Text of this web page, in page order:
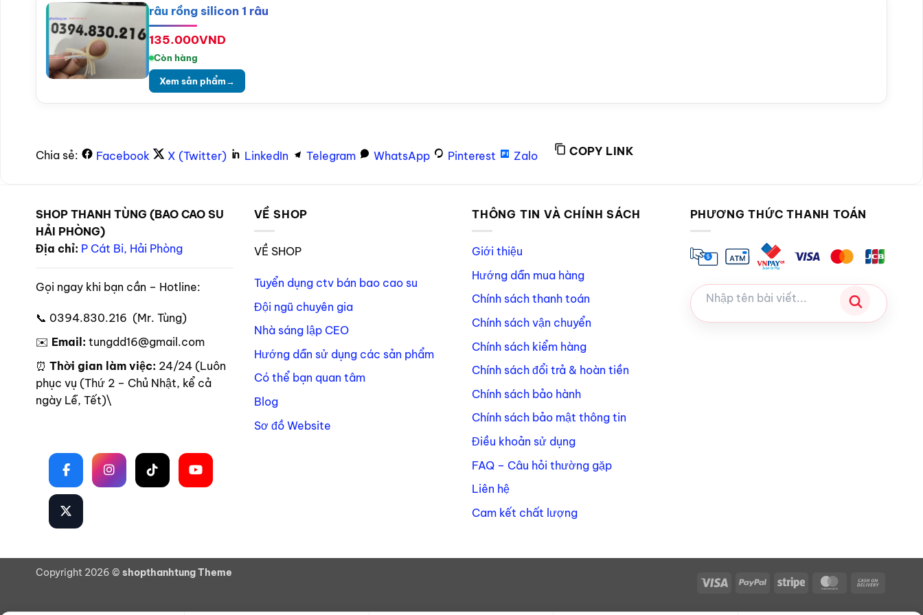
râu rồng silicon 1 râu
135.000VND
Còn hàng
Xem sản phẩm→
Chia sẻ: Facebook X (Twitter) LinkedIn Telegram WhatsApp Pinterest Zalo COPY LINK
SHOP THANH TÙNG (BAO CAO SU
HẢI PHÒNG)
Địa chỉ: P Cát Bi, Hải Phòng
Gọi ngay khi bạn cần – Hotline:
📞 0394.830.216 (Mr. Tùng)
✉️ Email: tungdd16@gmail.com
⏰ Thời gian làm việc: 24/24 (Luôn
phục vụ (Thứ 2 – Chủ Nhật, kể cả
ngày Lễ, Tết)\
VỀ SHOP
VỀ SHOP
Tuyển dụng ctv bán bao cao su
Đội ngũ chuyên gia
Nhà sáng lập CEO
Hướng dẫn sử dụng các sản phẩm
Có thể bạn quan tâm
Blog
Sơ đồ Website
THÔNG TIN VÀ CHÍNH SÁCH
Giới thiệu
Hướng dẫn mua hàng
Chính sách thanh toán
Chính sách vận chuyển
Chính sách kiểm hàng
Chính sách đổi trả & hoàn tiền
Chính sách bảo hành
Chính sách bảo mật thông tin
Điều khoản sử dụng
FAQ – Câu hỏi thường gặp
Liên hệ
Cam kết chất lượng
PHƯƠNG THỨC THANH TOÁN
Visa PayPal Stripe MasterCard
Copyright 2026 © shopthanhtung Theme